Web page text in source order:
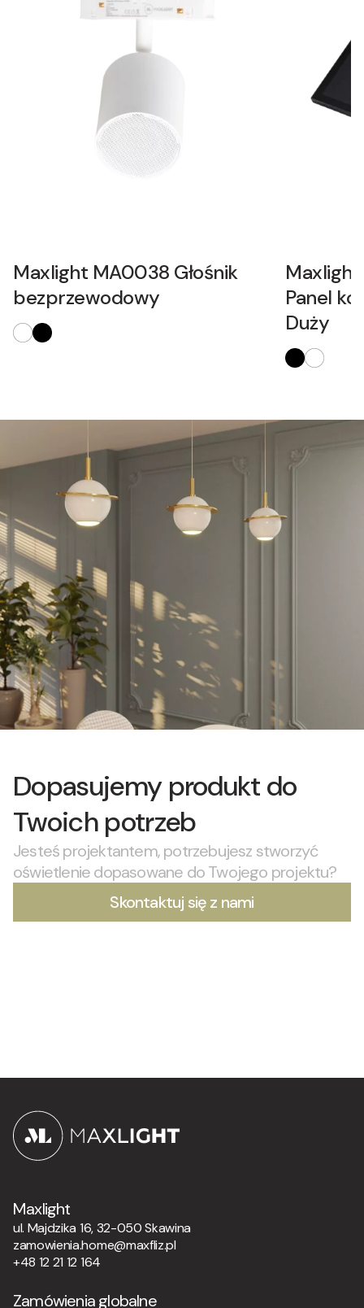
Maxlight MA0038 Głośnik
bezprzewodowy
Panel
Duży
Dopasujemy produkt do
Twoich potrzeb
Jesteś projektantem, potrzebujesz stworzyć
oświetlenie dopasowane do Twojego projektu?
Skontaktuj się z nami
Maxlight
ul. Majdzika 16, 32-050 Skawina
zamowienia.home@maxfliz.pl
+48 12 21 12 164
Zamówienia globalne